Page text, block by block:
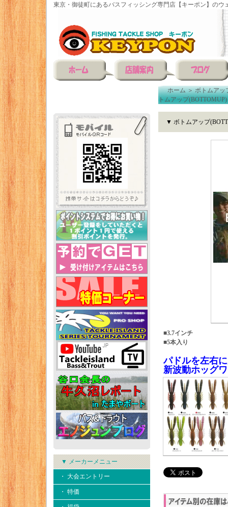
東京・御徒町にあるバスフィッシング専門店【キーポン】のウ
▼ メーカーメニュー
・ 大会エントリー
・ 特価
ホーム＞ボトムアッ
トムアップ
▼ ボトムアップ
■3.7インチ
■5本入り
パドルを左右
新波動ホッグ